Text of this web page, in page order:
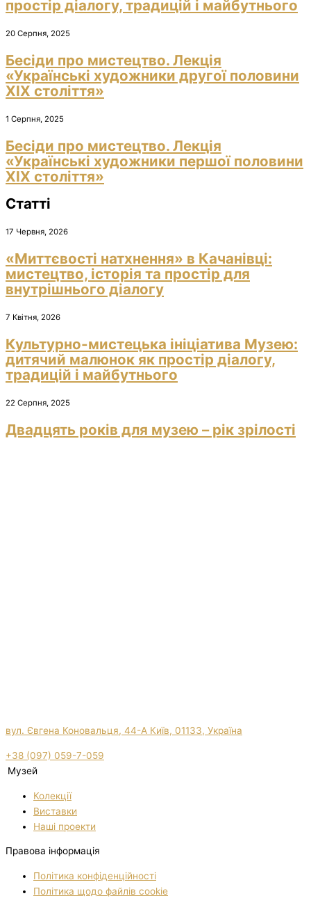
простір діалогу, традицій і майбутнього
20 Серпня, 2025
Бесіди про мистецтво. Лекція
«Українські художники другої половини
ХІХ століття»
1 Серпня, 2025
Бесіди про мистецтво. Лекція
«Українські художники першої половини
ХІХ століття»
Статті
17 Червня, 2026
«Миттєвості натхнення» в Качанівці:
мистецтво, історія та простір для
внутрішнього діалогу
7 Квітня, 2026
Культурно-мистецька ініціатива Музею:
дитячий малюнок як простір діалогу,
традицій і майбутнього
22 Серпня, 2025
Двадцять років для музею – рік зрілості
вул. Євгена Коновальця, 44-А Київ, 01133, Україна
+38 (097) 059-7-059
Музей
Колекції
Виставки
Нашi проекти
Правова інформація
Політика конфіденційності
Політика щодо файлів cookie